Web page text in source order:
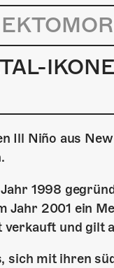
Ill Niño aus
1998
Jahr 2001 ein
und gilt
sich mit ihren